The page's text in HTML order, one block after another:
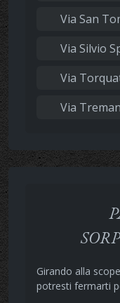
Via San
Via Silvio
Via
Via
Girando alla
potresti fermarti